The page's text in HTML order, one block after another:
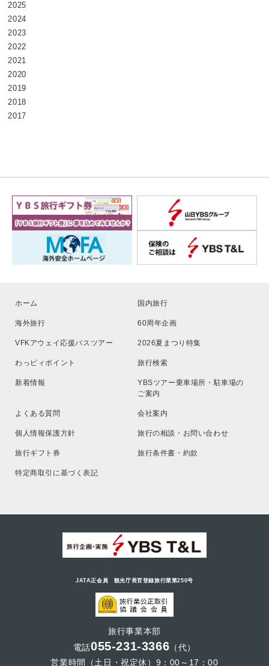
2025
2024
2023
2022
2021
2020
2019
2018
2017
ホーム 国内旅行
海外旅行 60周年企画
VFKアウェイ応援バスツアー 2026夏まつり特集
わっピィポイント 旅行検索
新着情報
YBSツアー乗車場所・駐車場の
ご案内
よくある質問 会社案内
個人情報保護方針 旅行の相談・お問い合わせ
旅行ギフト券 旅行条件書・約款
特定商取引に基づく表記
JATA正会員 観光庁長官登録旅行業第250号
旅行事業本部
電話055-231-3366 （代）
営業時間（土日・祝定休）9：00～17：00